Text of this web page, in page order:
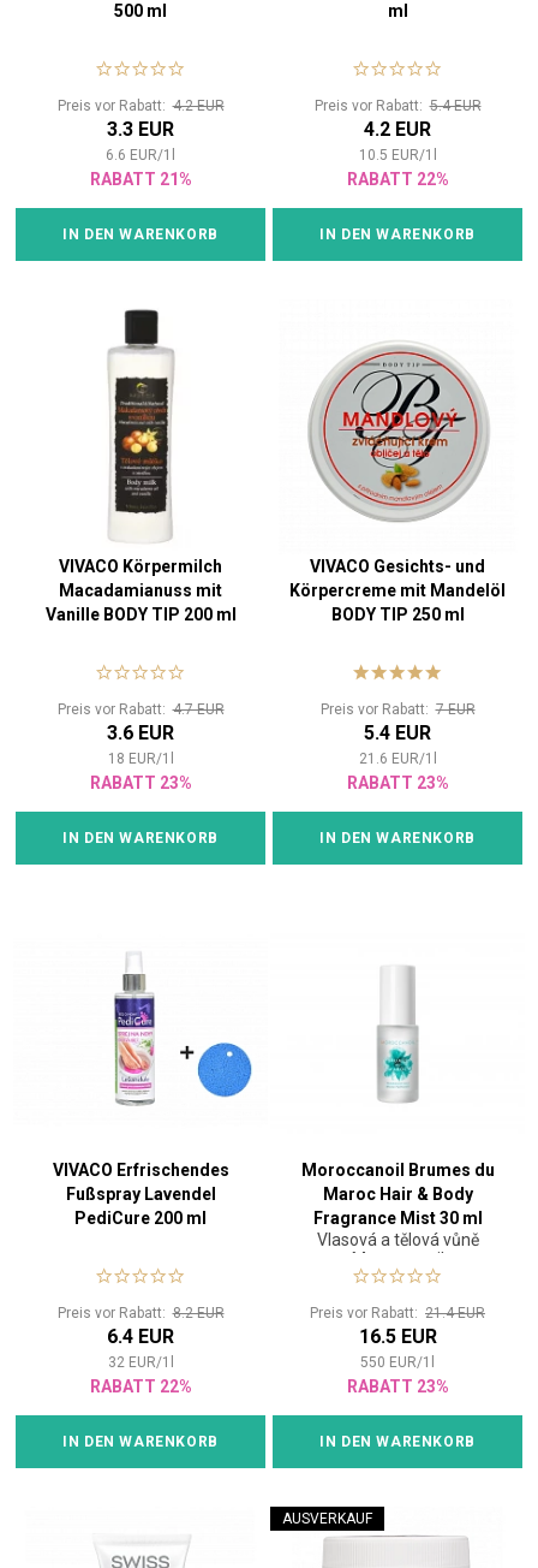
500 ml
Preis vor Rabatt:4.2 EUR
3.3 EUR
6.6 EUR/1
RABATT 21%
IN DEN WARENKORB
ml
Preis vor Rabatt:5.4 EUR
4.2 EUR
10.5 EUR/1
RABATT 22%
IN DEN WARENKORB
VIVACO Körpermilch
Macadamianuss mit
Vanille BODY TIP 200 ml
Preis vor Rabatt:4.7 EUR
3.6 EUR
18 EUR/1
RABATT 23%
IN DEN WARENKORB
VIVACO Gesichts- und
Körpercreme mit Mandelöl
BODY TIP 250 ml
Preis vor Rabatt:7 EUR
5.4 EUR
21.6 EUR/1
RABATT 23%
IN DEN WARENKORB
VIVACO Erfrischendes
Fußspray Lavendel
PediCure 200 ml
Preis vor Rabatt:8.2 EUR
6.4 EUR
32 EUR/1
RABATT 22%
IN DEN WARENKORB
Moroccanoil Brumes du
Maroc Hair & Body
Fragrance Mist 30 ml
Vlasová a tělová vůně
Moroccanoil
Preis vor Rabatt: 21.4 EUR
16.5 EUR
550 EUR/1
RABATT 23%
IN DEN WARENKORB
AUSVERKAUF